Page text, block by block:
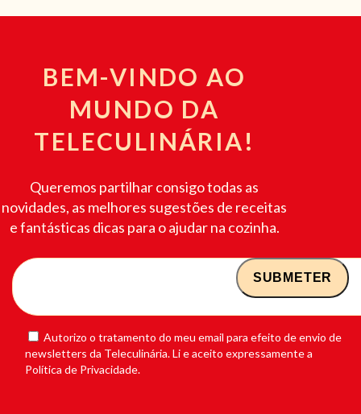
BEM-VINDO AO
MUNDO DA
TELECULINÁRIA!
Queremos partilhar consigo todas as
novidades, as melhores sugestões de receitas
e fantásticas dicas para o ajudar na cozinha.
Autorizo o tratamento do meu email para efeito de envio de
newsletters da Teleculinária. Li e aceito expressamente a
Política de Privacidade.